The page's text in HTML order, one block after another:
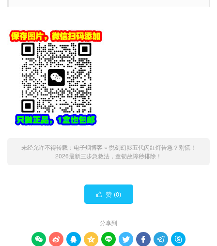
未经允许不得转载： 电子烟博客 » 悦刻幻影五代闪红灯告急？别慌！
2026最新三步急救法，童锁故障秒排除！
 赞 (0)
分享到
        